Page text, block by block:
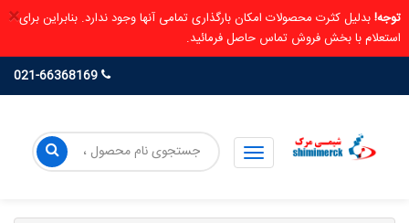
× توجه!بدلیل کثرت محصولات امکان بارگذاری تمامی آنها وجود ندارد. بنابراین برای
استعلام با بخش فروش تماس حاصل فرمائید.